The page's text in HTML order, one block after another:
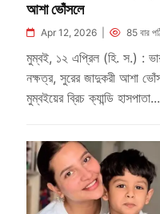
আশা ভোঁসলে
Apr 12, 2026 | 85 বার
মুম্বই, ১২ এপ্রিল (হি. স.) :
নক্ষত্র, সুরের জাদুকরী আশা
মুম্বইয়ের ব্রিচ ক্যান্ডি হাসপাতা...